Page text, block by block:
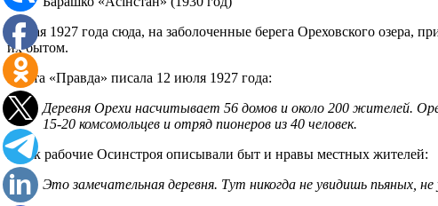
14 мая 1927 года сюда, на заболоченные берега Ореховского
их бытом.
Газета «Правда» писала 12 июля 1927 года:
Деревня Орехи насчитывает 56 домов и около 200 жителей.
15-20 комсомольцев и отряд пионеров из 40 человек.
А так рабочие Осинстроя описывали быт и нравы местных жителей:
Это замечательная деревня. Тут никогда не увидишь пьяных,